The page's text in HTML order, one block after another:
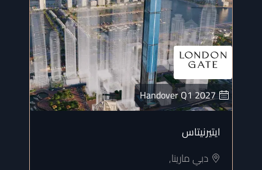
HandoverQ12027
ايتيرنيتاس
دبي مارينا,